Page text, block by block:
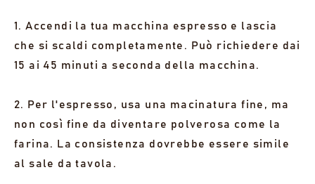
1. Accendi la tua macchina espresso e lascia
che si scaldi completamente. Può richiedere dai
15 ai 45 minuti a seconda della macchina.
2. Per l'espresso, usa una macinatura fine, ma
non così fine da diventare polverosa come la
farina. La consistenza dovrebbe essere simile
al sale da tavola.